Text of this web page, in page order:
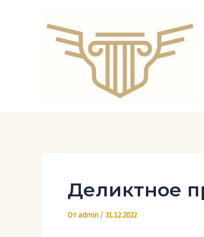
содержимому
Деликтное
Отadmin/ 31.12.2022